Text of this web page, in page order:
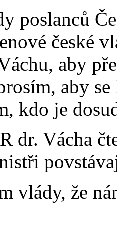
poslanců
české
aby
aby
kdo je
dr. Vácha
vlády, že